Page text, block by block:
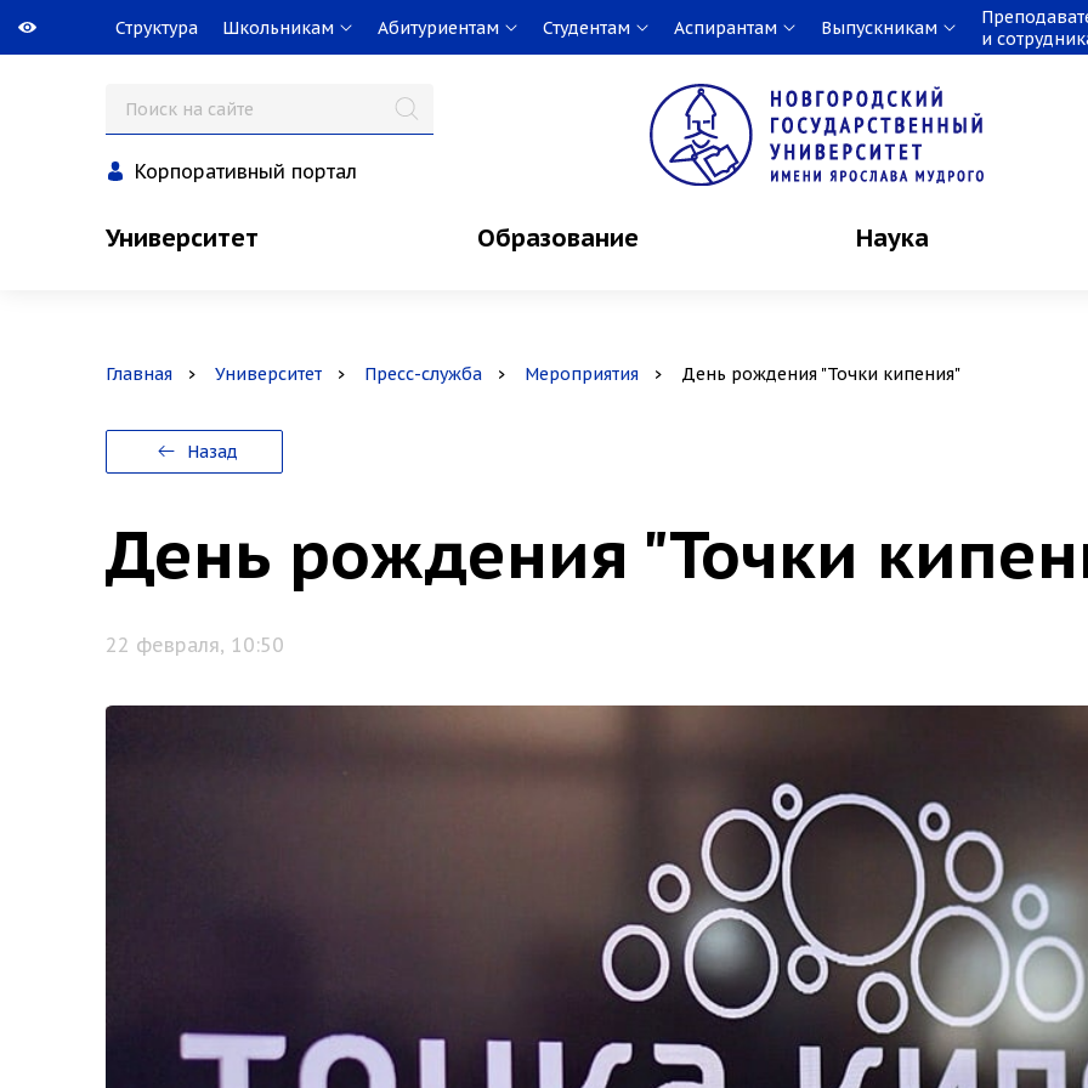
Структура Школьникам Абитуриентам Студентам Аспирантам Выпускникам
и
Корпоративный портал
Университет Образование Наука
Главная Университет Пресс-служба Мероприятия День рождения "Точки кипения"
Назад
День рождения "Точки
22 февраля, 10:50